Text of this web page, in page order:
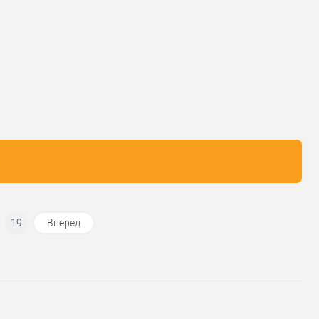
золото / жовтий
19 Вперед